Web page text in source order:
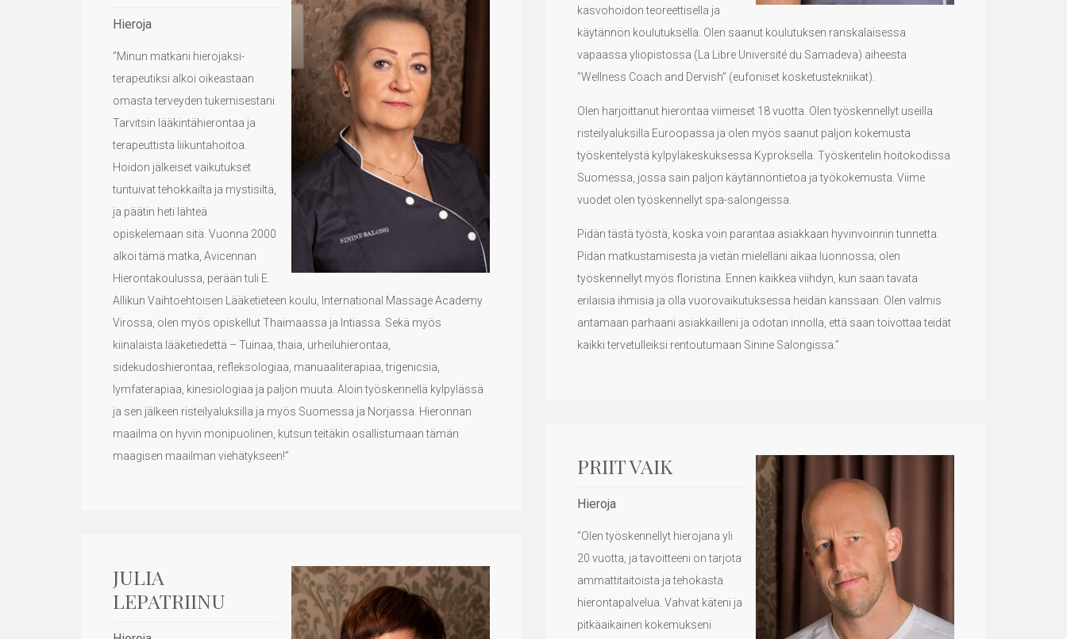
Hieroja
”Minun matkani hierojaksi-
terapeutiksi alkoi oikeastaan
omasta terveyden tukemisestani.
Tarvitsin lääkintähierontaa ja
terapeuttista liikuntahoitoa.
Hoidon jälkeiset vaikutukset
tuntuivat tehokkailta ja mystisiltä,
ja päätin heti lähteä
opiskelemaan sitä. Vuonna 2000
alkoi tämä matka, Avicennan
Hierontakoulussa, perään tuli E.
Allikun Vaihtoehtoisen Lääketieteen koulu, International Massage Academy
Virossa, olen myös opiskellut Thaimaassa ja Intiassa. Sekä myös
kiinalaista lääketiedettä – Tuinaa, thaia, urheiluhierontaa,
sidekudoshierontaa, refleksologiaa, manuaaliterapiaa, trigenicsia,
lymfaterapiaa, kinesiologiaa ja paljon muuta. Aloin työskennellä kylpylässä
ja sen jälkeen risteilyaluksilla ja myös Suomessa ja Norjassa. Hieronnan
maailma on hyvin monipuolinen, kutsun teitäkin osallistumaan tämän
maagisen maailman viehätykseen!”
JULIA
LEPATRIINU
kasvohoidon teoreettisella ja
käytännön koulutuksella. Olen saanut koulutuksen ranskalaisessa
vapaassa yliopistossa (La Libre Université du Samadeva) aiheesta
”Wellness Coach and Dervish” (eufoniset kosketustekniikat).
Olen harjoittanut hierontaa viimeiset 18 vuotta. Olen työskennellyt useilla
risteilyaluksilla Euroopassa ja olen myös saanut paljon kokemusta
työskentelystä kylpyläkeskuksessa Kyproksella. Työskentelin hoitokodissa
Suomessa, jossa sain paljon käytännöntietoa ja työkokemusta. Viime
vuodet olen työskennellyt spa-salongeissa.
Pidän tästä työstä, koska voin parantaa asiakkaan hyvinvoinnin tunnetta.
Pidän matkustamisesta ja vietän mielelläni aikaa luonnossa; olen
työskennellyt myös floristina. Ennen kaikkea viihdyn, kun saan tavata
erilaisia ihmisia ja olla vuorovaikutuksessa heidän kanssaan. Olen valmis
antamaan parhaani asiakkailleni ja odotan innolla, että saan toivottaa teidät
kaikki tervetulleiksi rentoutumaan Sinine Salongissa.”
PRIIT VAIK
Hieroja
”Olen työskennellyt hierojana yli
20 vuotta, ja tavoitteeni on tarjota
ammattitaitoista ja tehokasta
hierontapalvelua. Vahvat käteni ja
pitkäaikainen kokemukseni